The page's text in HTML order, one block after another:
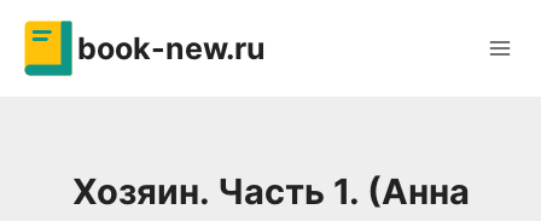
Перейти
содержимому
book-new.ru
Хозяин. Часть 1. (Анна